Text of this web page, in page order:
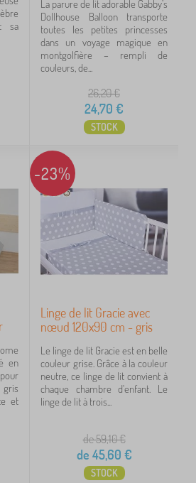
sa
La parure de lit adorable Gabby’s
Dollhouse Balloon transporte
toutes les petites princesses
dans un voyage magique en
montgolfière – rempli de
couleurs, de...
26,20€
24,70 €
STOCK
en
gris
et
-23%
Linge de lit Gracie avec
nœud 120x90 cm - gris
Le linge de lit Gracie est en belle
couleur grise. Grâce à la couleur
neutre, ce linge de lit convient à
chaque chambre d'enfant. Le
linge de lit à trois...
de 59,10€
de 45,60 €
STOCK